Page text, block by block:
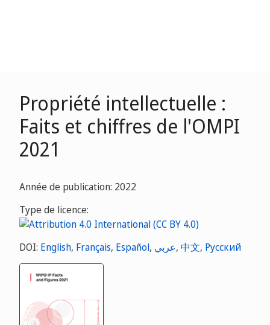
Propriété intellectuelle :
Faits et chiffres de l'OMPI
2021
Année de publication: 2022
Type de licence:
DOI: English, Français, Español, عربي, 中文, Русский